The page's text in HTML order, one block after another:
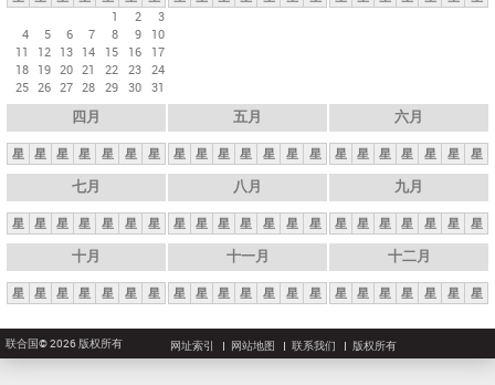
1
2
3
4
5 6 7 8 9
10
11
12 13 14 15 16
17
18 19 20 21 22 23 24
25 26 27 28 29 30 31
四月
星 星 星 星 星 星 星
五月
星 星 星 星 星 星 星
六月
星 星 星 星 星 星 星
七月
星 星 星 星 星 星 星
八月
星 星 星 星 星 星 星
九月
星 星 星 星 星 星 星
十月
星 星 星 星 星 星 星
十一月
星 星 星 星 星 星 星
十二月
星 星 星 星 星 星 星
联合国© 2026 版权所有 网址索引 网站地图 联系我们 版权所有